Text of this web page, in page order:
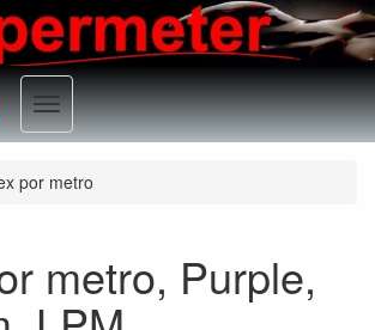
Menu
por metro
metro, Purple,